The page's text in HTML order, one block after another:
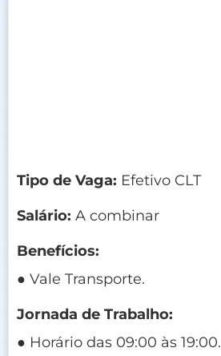
Tipo de Vaga: Efetivo CLT
Salário: A combinar
Benefícios:
● Vale Transporte.
Jornada de Trabalho:
● Horário das 09:00 às 19:00.